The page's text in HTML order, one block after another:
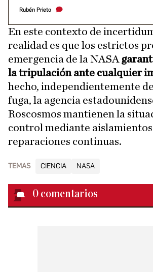
Rubén Prieto
En este contexto de
realidad es que los estrictos
emergencia de la NASA
la tripulación ante cualquier
hecho, independientemente
fuga, la agencia
Roscosmos mantienen la
control mediante
reparaciones continuas.
TEMAS CIENCIA NASA
0 comentarios